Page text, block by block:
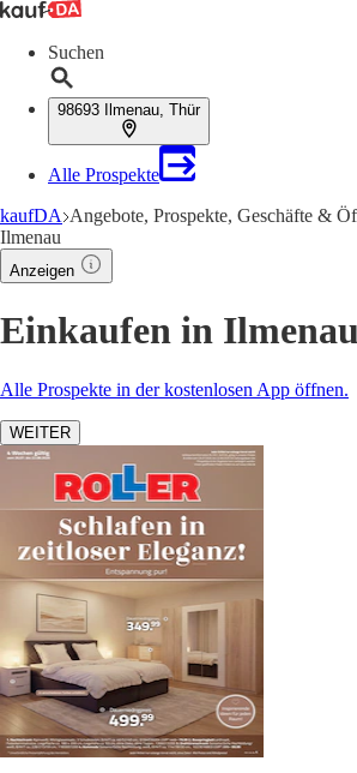
Suchen
98693 Ilmenau, Thür
Alle Prospekte
kaufDA Angebote, Prospekte, Geschäfte &
Ilmenau
Anzeigen
Einkaufen in
Alle Prospekte in der kostenlosen App öffnen.
WEITER